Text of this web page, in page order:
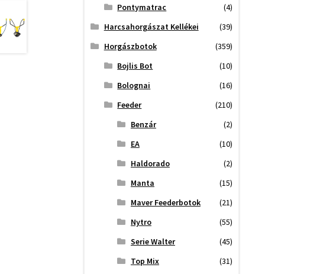
Pontymatrac
(4)
Harcsahorgászat Kellékei
(39)
Horgászbotok
(359)
Bojlis Bot
(10)
Bolognai
(16)
Feeder
(210)
Benzár
(2)
EA
(10)
Haldorado
(2)
Manta
(15)
Maver Feederbotok
(21)
Nytro
(55)
Serie Walter
(45)
Top Mix
(31)